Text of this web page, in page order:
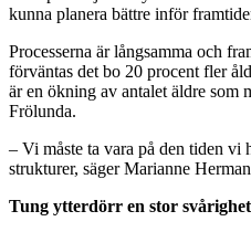
kunna planera bättre inför
Processerna är långsamma och
förväntas det bo 20 procent fler
är en ökning av antalet äldre som
Frölunda.
– Vi måste ta vara på den tiden vi
strukturer, säger Marianne
Tung ytterdörr en stor svårighet